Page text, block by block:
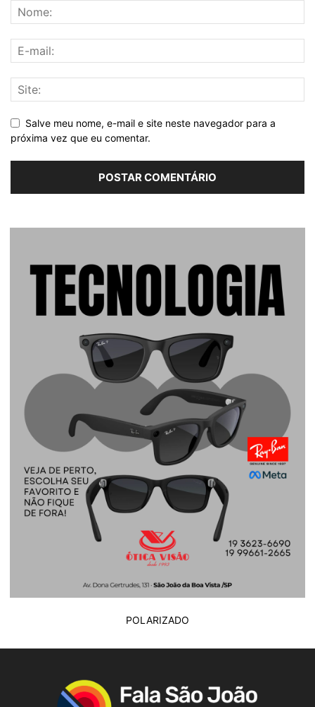
Salve meu nome, e-mail e site neste navegador para a
próxima vez que eu comentar.
POLARIZADO